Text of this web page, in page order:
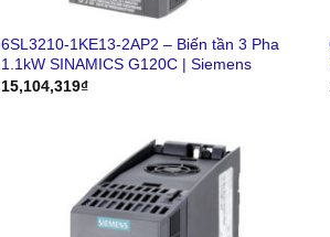
6SL3210-1KE13-2AP2 – Biến tần 3 Pha
1.1kW SINAMICS G120C | Siemens
15,104,319₫